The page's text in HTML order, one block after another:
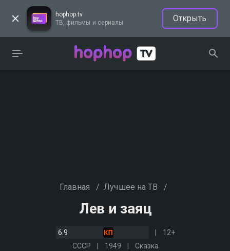
hophop.tv
ТВ, фильмы и сериалы
Открыть
Главная / Лучшее на ТВ /
Лев и заяц
6.9
12+
СССР
1949 Сказка